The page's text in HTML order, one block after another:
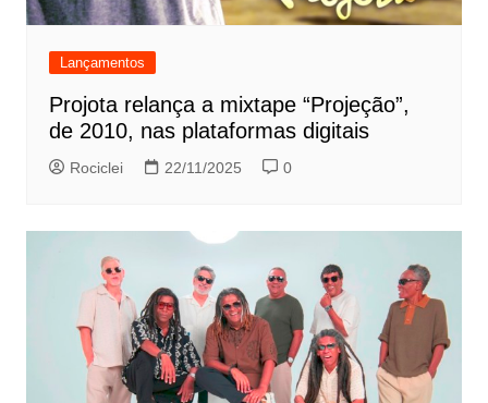
Lançamentos
Projota relança a mixtape “Projeção”,
de 2010, nas plataformas digitais
Rociclei 22/11/2025 0